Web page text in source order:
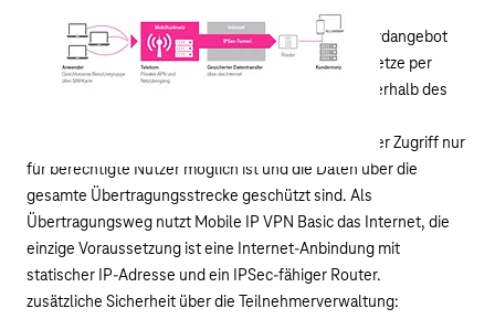
Mobile IP VPN Basic ist das kostengünstige Standardangebot
für die sichere Einwahl auf private Unternehmensnetze per
Mobilfunk. Eine geschlossene Benutzergruppe innerhalb des
Datenübertragung in Ihr Netz stellen sicher, dass der Zugriff nur
für berechtigte Nutzer möglich ist und die Daten über die
gesamte Übertragungsstrecke geschützt sind. Als
Übertragungsweg nutzt Mobile IP VPN Basic das Internet, die
einzige Voraussetzung ist eine Internet-Anbindung mit
statischer IP-Adresse und ein IPSec-fähiger Router.
zusätzliche Sicherheit über die Teilnehmerverwaltung: